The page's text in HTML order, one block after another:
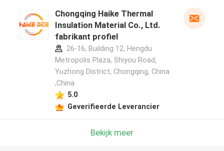
Chongqing Haike Thermal
Insulation Material Co., Ltd.
fabrikant profiel
26-16, Building 12, Hengdu
Metropolis Plaza, Shiyou Road,
Yuzhong District, Chongqing, China
,China
5.0
Geverifieerde Leverancier
Bekijk meer